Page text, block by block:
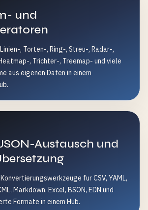
und
, Torten-, Ring-, Streu-, Radar-,
, Trichter-, Treemap- und viele
aus eigenen Daten in einem
Austausch und
fur CSV, YAML,
Markdown, Excel, BSON, EDN und
Formate in einem Hub.